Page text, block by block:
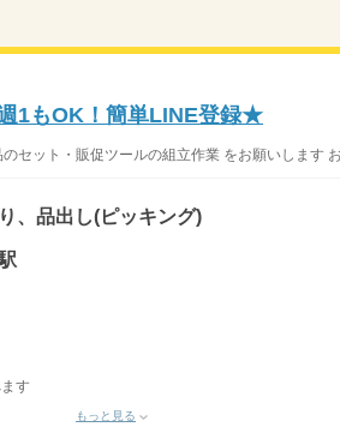
1もOK！簡単LINE登録★
セット・販促ツールの組立作業 をお願いします
、品出し(ピッキング)
す
もっと見る